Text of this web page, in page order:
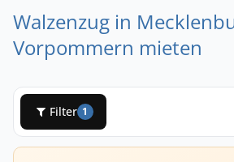
Walzenzug in
Vorpommern mieten
Filter 1